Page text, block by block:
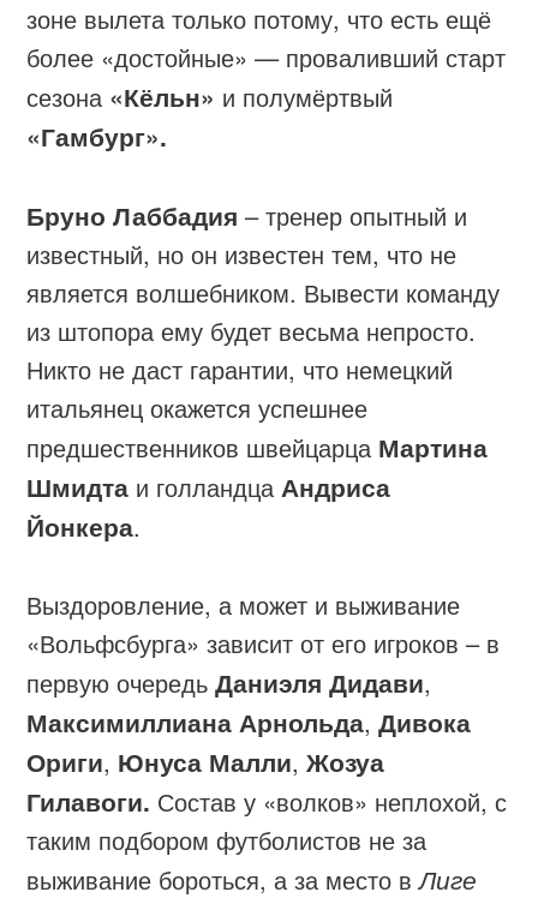
зоне вылета только потому, что есть ещё
более «достойные» — проваливший старт
сезона «Кёльн» и полумёртвый
«Гамбург».
Бруно Лаббадия – тренер опытный и
известный, но он известен тем, что не
является волшебником. Вывести команду
из штопора ему будет весьма непросто.
Никто не даст гарантии, что немецкий
итальянец окажется успешнее
предшественников швейцарца Мартина
Шмидта и голландцаАндриса
Йонкера.
Выздоровление, а может и выживание
«Вольфсбурга» зависит от его игроков – в
первую очередьДаниэля Дидави,
Максимиллиана Арнольда,Дивока
Ориги, Юнуса Малли, Жозуа
Гилавоги. Состав у «волков» неплохой, с
таким подбором футболистов не за
выживание бороться, а за место вЛиге